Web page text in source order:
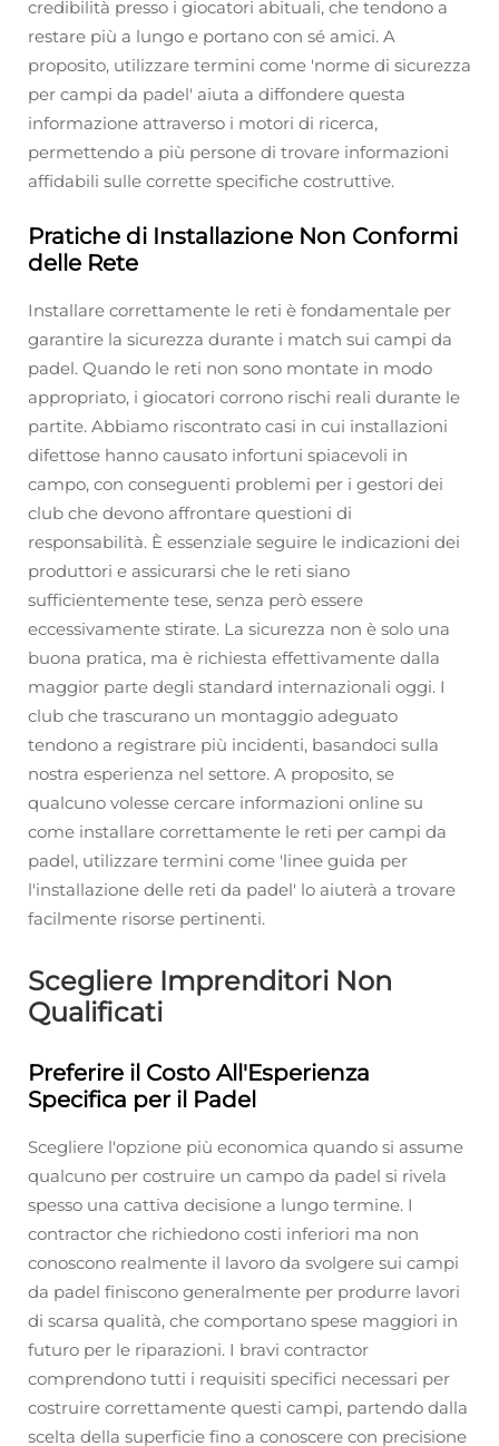
credibilità presso i giocatori abituali, che tendono a
restare più a lungo e portano con sé amici. A
proposito, utilizzare termini come 'norme di sicurezza
per campi da padel' aiuta a diffondere questa
informazione attraverso i motori di ricerca,
permettendo a più persone di trovare informazioni
affidabili sulle corrette specifiche costruttive.
Pratiche di Installazione Non Conformi
delle Rete
Installare correttamente le reti è fondamentale per
garantire la sicurezza durante i match sui campi da
padel. Quando le reti non sono montate in modo
appropriato, i giocatori corrono rischi reali durante le
partite. Abbiamo riscontrato casi in cui installazioni
difettose hanno causato infortuni spiacevoli in
campo, con conseguenti problemi per i gestori dei
club che devono affrontare questioni di
responsabilità. È essenziale seguire le indicazioni dei
produttori e assicurarsi che le reti siano
sufficientemente tese, senza però essere
eccessivamente stirate. La sicurezza non è solo una
buona pratica, ma è richiesta effettivamente dalla
maggior parte degli standard internazionali oggi. I
club che trascurano un montaggio adeguato
tendono a registrare più incidenti, basandoci sulla
nostra esperienza nel settore. A proposito, se
qualcuno volesse cercare informazioni online su
come installare correttamente le reti per campi da
padel, utilizzare termini come 'linee guida per
l'installazione delle reti da padel' lo aiuterà a trovare
facilmente risorse pertinenti.
Scegliere Imprenditori Non
Qualificati
Preferire il Costo All'Esperienza
Specifica per il Padel
Scegliere l'opzione più economica quando si assume
qualcuno per costruire un campo da padel si rivela
spesso una cattiva decisione a lungo termine. I
contractor che richiedono costi inferiori ma non
conoscono realmente il lavoro da svolgere sui campi
da padel finiscono generalmente per produrre lavori
di scarsa qualità, che comportano spese maggiori in
futuro per le riparazioni. I bravi contractor
comprendono tutti i requisiti specifici necessari per
costruire correttamente questi campi, partendo dalla
scelta della superficie fino a conoscere con precisione